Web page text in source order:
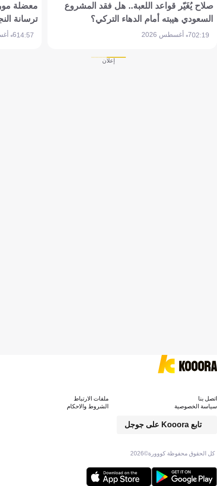
صلاح يُغَيّر قواعد اللعبة.. هل فقد المشروع
السعودي هيبته أمام الدهاء التركي؟
02:197 أغسطس 2026
معضلة
ترسانة
14:576 أغسطس 2026
إعلان
كل الحقوق محفوظة كووورة©2026
تابع Kooora على جوجل
اتصل بنا
ملفات الارتباط
سياسة الخصوصية
الشروط والاحكام